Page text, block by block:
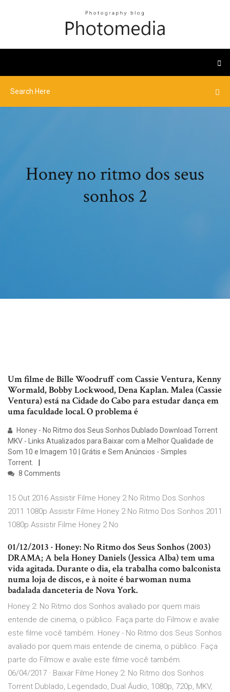
Honey no ritmo dos seus
sonhos 2
Um filme de Bille Woodruff com Cassie Ventura, Kenny
Wormald, Bobby Lockwood, Dena Kaplan. Malea (Cassie
Ventura) está na Cidade do Cabo para estudar dança em
uma faculdade local. O problema é
Honey - No Ritmo dos Seus Sonhos Dublado Download Torrent
MKV - Links Atualizados para Baixar com a Melhor Qualidade de
Som 10 e Imagem 10 | Grátis e Sem Anúncios - Simples
Torrent.
8 Comments
15 Out 2016 Assistir Filme Honey 2 No Ritmo Dos Sonhos
2011 1080p Assistir Filme Honey 2 No Ritmo Dos Sonhos 2011
1080p Assistir Filme Honey 2 No
01/12/2013 · Honey: No Ritmo dos Seus Sonhos (2003)
DRAMA; A bela Honey Daniels (Jessica Alba) tem uma
vida agitada. Durante o dia, ela trabalha como balconista
numa loja de discos, e à noite é barwoman numa
badalada danceteria de Nova York.
Honey 2: No Ritmo dos Sonhos avaliado por quem mais
entende de cinema, o público. Faça parte do Filmow e avalie
este filme você também. Honey - No Ritmo dos Seus Sonhos
avaliado por quem mais entende de cinema, o público. Faça
parte do Filmow e avalie este filme você também.
06/04/2017 · Baixar Filme Honey 2: No Ritmo dos Sonhos
Torrent Dublado, Legendado, Dual Áudio, 1080p, 720p, MKV,